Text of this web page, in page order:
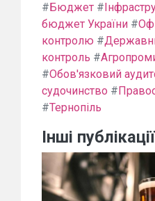
# Бюджет #
бюджет України #
контролю #
контроль #
#Обов'язковий
судочинство #
#Тернопіль
Інші публікації